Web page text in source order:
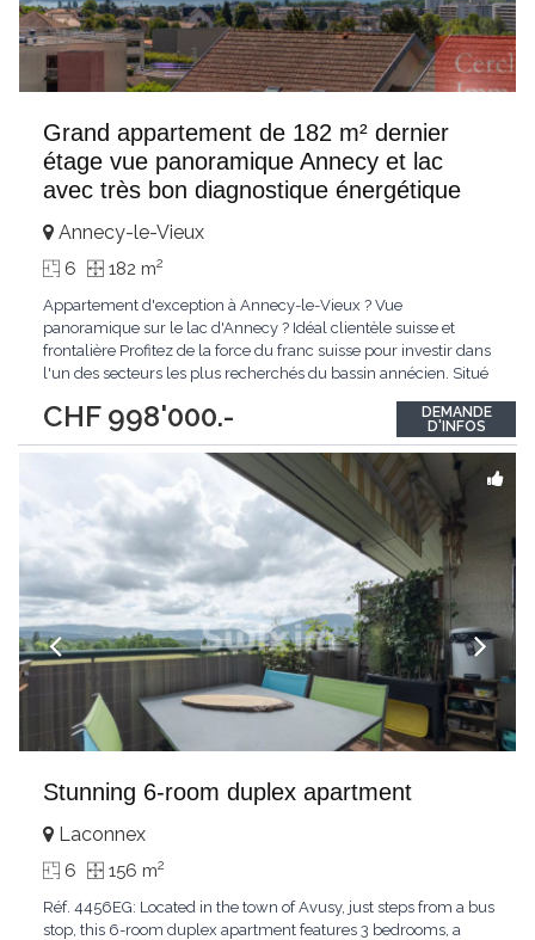
Grand appartement de 182 m² dernier
étage vue panoramique Annecy et lac
avec très bon diagnostique énergétique
CHF 998'000.-
Annecy-le-Vieux
6 182 m2
Appartement d'exception à Annecy-le-Vieux ? Vue
panoramique sur le lac d'Annecy ? Idéal clientèle suisse et
frontalière Profitez de la force du franc suisse pour investir dans
l'un des secteurs les plus recherchés du bassin annécien. Situé
vers la Suisse, ce superbe appartement en attique de plus de
182 m² habitables offre...
DEMANDE
D'INFOS
Stunning 6-room duplex apartment
Laconnex
6 156 m2
Réf. 4456EG: Located in the town of Avusy, just steps from a bus
stop, this 6-room duplex apartment features 3 bedrooms, a